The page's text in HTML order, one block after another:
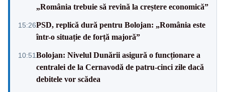
„România trebuie să revină la creștere economică”
15:26PSD, replică dură pentru Bolojan: „România este
într-o situație de forță majoră”
10:51Bolojan: Nivelul Dunării asigură o funcționare a
centralei de la Cernavodă de patru-cinci zile dacă
debitele vor scădea